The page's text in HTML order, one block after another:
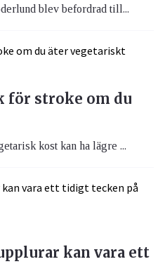
blev befordrad till...
för stroke om du
kost kan ha lägre ...
kan vara ett